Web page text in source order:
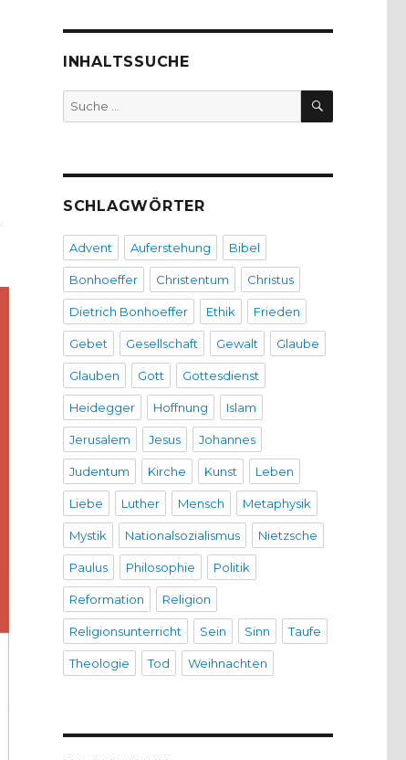
INHALTSSUCHE
Suche
nach:
SUCHEN
SCHLAGWÖRTER
Advent Auferstehung Bibel
Bonhoeffer Christentum Christus
Dietrich Bonhoeffer Ethik Frieden
Gebet Gesellschaft Gewalt Glaube
Glauben Gott Gottesdienst
Heidegger Hoffnung Islam
Jerusalem Jesus Johannes
Judentum Kirche Kunst Leben
Liebe Luther Mensch Metaphysik
Mystik Nationalsozialismus Nietzsche
Paulus Philosophie Politik
Reformation Religion
Religionsunterricht Sein Sinn Taufe
Theologie Tod Weihnachten